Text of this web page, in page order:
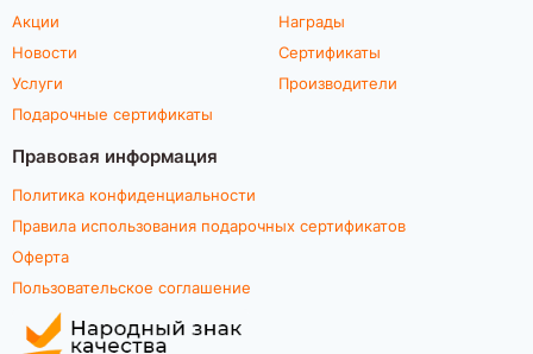
Акции
Новости
Услуги
Подарочные сертификаты
Награды
Сертификаты
Производители
Правовая информация
Политика конфиденциальности
Правила использования подарочных сертификатов
Оферта
Пользовательское соглашение